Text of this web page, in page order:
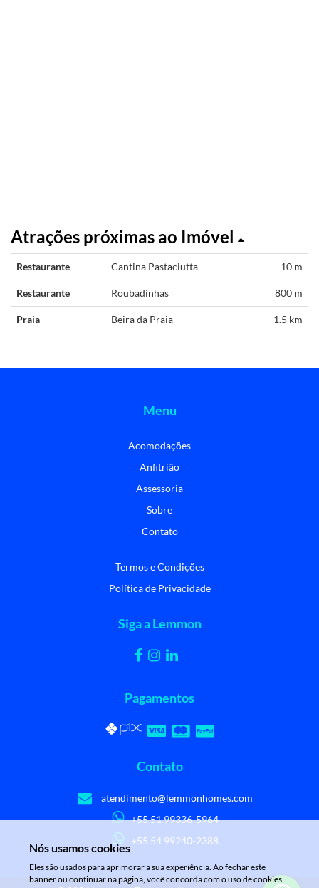
Atrações próximas ao Imóvel
Restaurante Cantina Pastaciutta 10 m
Restaurante Roubadinhas 800 m
Praia Beira da Praia 1.5 km
Menu
Acomodações
Anfitrião
Assessoria
Sobre
Contato
Termos e Condições
Política de Privacidade
Siga a Lemmon
Pagamentos
Contato
atendimento@lemmonhomes.com
+55 51 99336-5964
+55 54 99240-2388
Nós usamos cookies
Eles são usados para aprimorar a sua experiência. Ao fechar este
banner ou continuar na página, você concorda com o uso de cookies.